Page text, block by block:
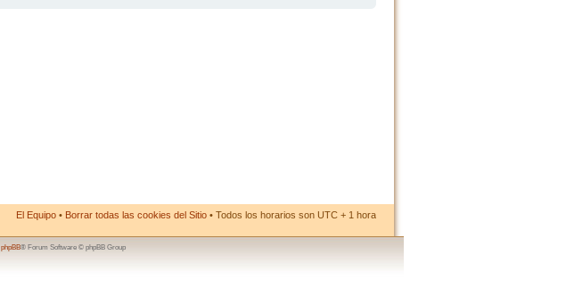
El Equipo • Borrar todas las cookies del Sitio • Todos los horarios son UTC + 1 hora
phpBB® Forum Software © phpBB Group